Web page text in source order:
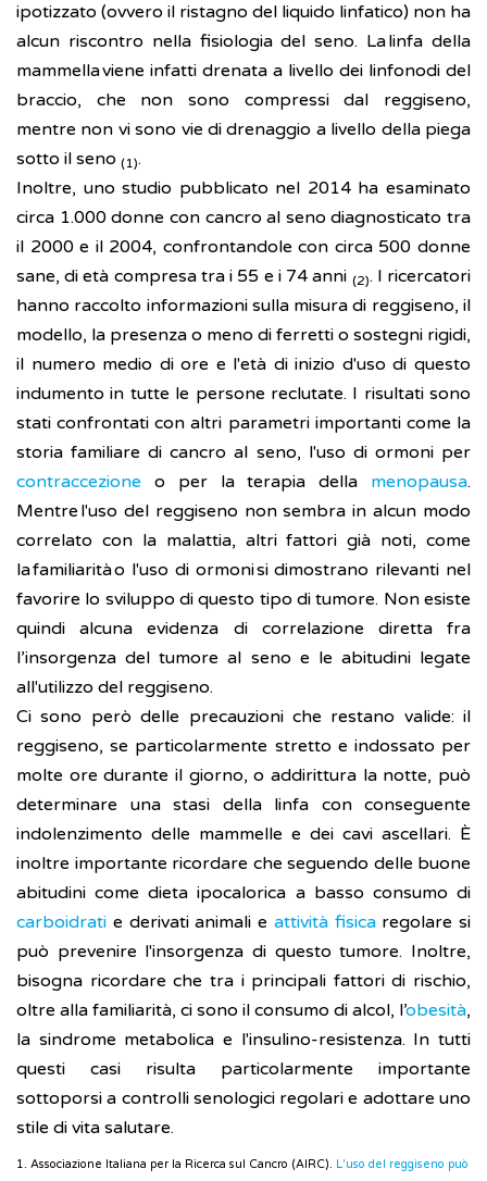
ipotizzato (ovvero il ristagno del liquido linfatico) non ha
alcun riscontro nella fisiologia del seno. La linfa della
mammella viene infatti drenata a livello dei linfonodi del
braccio, che non sono compressi dal reggiseno,
mentre non vi sono vie di drenaggio a livello della piega
sotto il seno (1).
Inoltre, uno studio pubblicato nel 2014 ha esaminato
circa 1.000 donne con cancro al seno diagnosticato tra
il 2000 e il 2004, confrontandole con circa 500 donne
sane, di età compresa tra i 55 e i 74 anni (2). I ricercatori
hanno raccolto informazioni sulla misura di reggiseno, il
modello, la presenza o meno di ferretti o sostegni rigidi,
il numero medio di ore e l'età di inizio d'uso di questo
indumento in tutte le persone reclutate. I risultati sono
stati confrontati con altri parametri importanti come la
storia familiare di cancro al seno, l'uso di ormoni per
contraccezione o per la terapia della menopausa.
Mentre l'uso del reggiseno non sembra in alcun modo
correlato con la malattia, altri fattori già noti, come
la familiarità o l'uso di ormoni si dimostrano rilevanti nel
favorire lo sviluppo di questo tipo di tumore. Non esiste
quindi alcuna evidenza di correlazione diretta fra
l’insorgenza del tumore al seno e le abitudini legate
all'utilizzo del reggiseno.
Ci sono però delle precauzioni che restano valide: il
reggiseno, se particolarmente stretto e indossato per
molte ore durante il giorno, o addirittura la notte, può
determinare una stasi della linfa con conseguente
indolenzimento delle mammelle e dei cavi ascellari. È
inoltre importante ricordare che seguendo delle buone
abitudini come dieta ipocalorica a basso consumo di
carboidrati e derivati animali e attività fisicaregolare si
può prevenire l'insorgenza di questo tumore. Inoltre,
bisogna ricordare che tra i principali fattori di rischio,
oltre alla familiarità, ci sono il consumo di alcol, l’obesità,
la sindrome metabolica e l'insulino-resistenza. In tutti
questi casi risulta particolarmente importante
sottoporsi a controlli senologici regolari e adottare uno
stile di vita salutare.
1. Associazione Italiana per la Ricerca sul Cancro (AIRC). L'uso del reggiseno può